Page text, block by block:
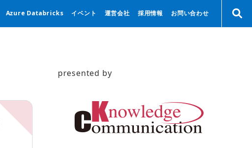
Azure Databricks イベント 運営会社 採用情報 お問い合わせ
presented by